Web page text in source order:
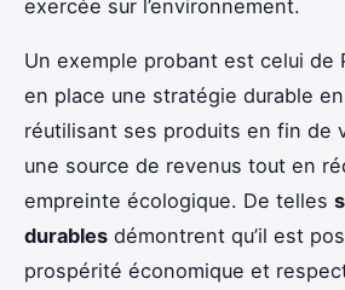
exercée sur l’environnement.
Un exemple probant est celui de
en place une stratégie durable
réutilisant ses produits en fin de
une source de revenus tout en
empreinte écologique. De telles
durables démontrent qu’il est
prospérité économique et